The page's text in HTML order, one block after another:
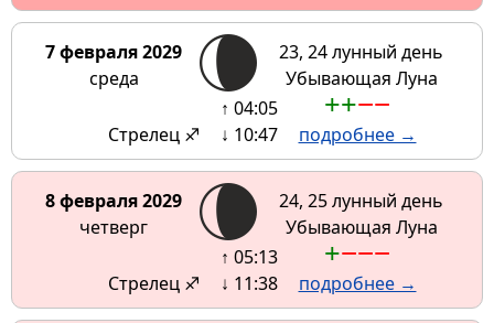
7 февраля 2029
среда
23, 24 лунный день
Убывающая Луна
Стрелец ♐
↑ 04:05
↓ 10:47
++−−
подробнее →
8 февраля 2029
четверг
24, 25 лунный день
Убывающая Луна
Стрелец ♐
↑ 05:13
↓ 11:38
+−−−
подробнее →